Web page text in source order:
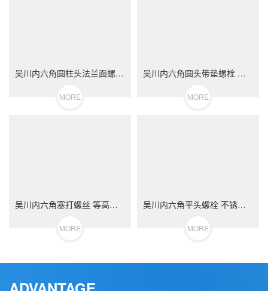
吴川内六角圆柱头法兰面螺栓 不锈钢（304/316）碳钢 合金钢
MORE
吴川内六角圆头带垫螺栓 不锈钢（304/316）碳钢 合金钢
MORE
吴川内六角塞打螺丝 等高限位螺栓 不锈钢（304/316）碳钢 合金钢
MORE
吴川内六角平头螺栓 不锈钢（304/316）碳钢 合金钢
MORE